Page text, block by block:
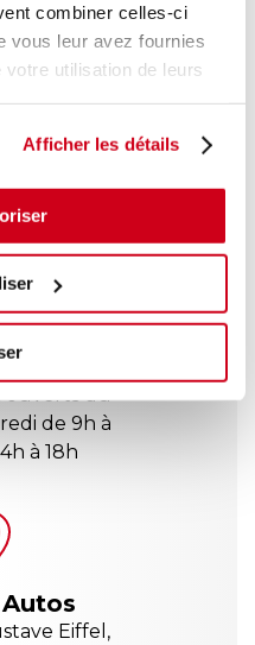
combiner celles-ci
vous leur avez fournies
utilisation de leurs
Afficher les détails
dès
Reconditionné
en France
hors moteur et boîte à vitesses. (2)
NOUS !
ouverts du
de 9h à
à 18h
Eiffel,